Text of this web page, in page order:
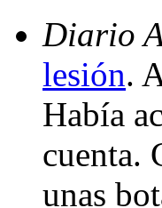
Diario
lesión.
Había
cuenta.
unas